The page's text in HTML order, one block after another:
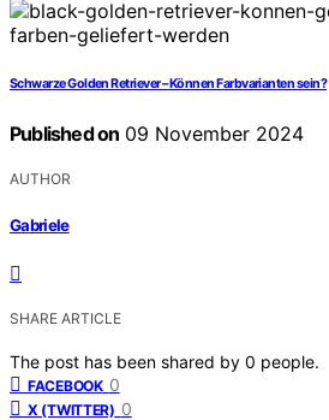
Schwarze Golden Retriever – Können Farbvarianten sein?
Published on 09 November 2024
AUTHOR
Gabriele
SHARE ARTICLE
The post has been shared by 0 people.
FACEBOOK 0
X (TWITTER) 0